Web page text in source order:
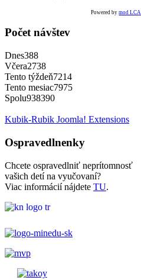
Powered bymod LCA
Počet návštev
Dnes388
Včera2738
Tento týždeň7214
Tento mesiac7975
Spolu938390
Kubik-Rubik Joomla! Extensions
Ospravedlnenky
Chcete ospravedlniť neprítomnosť
vašich detí na vyučovaní?
Viac informácií nájdete TU.